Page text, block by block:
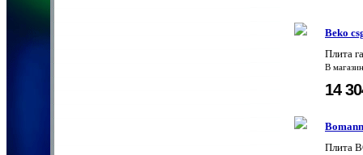
Beko
Плита
В
14
Плита